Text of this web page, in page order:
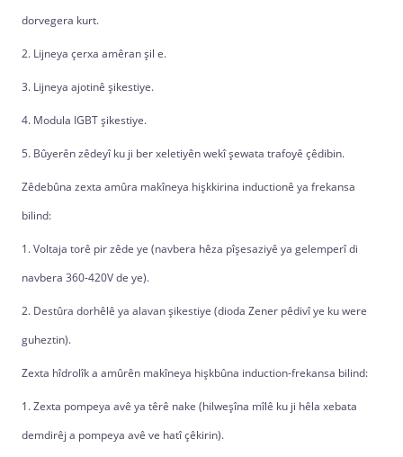
dorvegera kurt.
2. Lijneya çerxa amêran şil e.
3. Lijneya ajotinê şikestiye.
4. Modula IGBT şikestiye.
5. Bûyerên zêdeyî ku ji ber xeletiyên wekî şewata trafoyê çêdibin.
Zêdebûna zexta amûra makîneya hişkkirina inductionê ya frekansa
bilind:
1. Voltaja torê pir zêde ye (navbera hêza pîşesaziyê ya gelemperî di
navbera 360-420V de ye).
2. Destûra dorhêlê ya alavan şikestiye (dioda Zener pêdivî ye ku were
guheztin).
Zexta hîdrolîk a amûrên makîneya hişkbûna induction-frekansa bilind:
1. Zexta pompeya avê ya têrê nake (hilweşîna mîlê ku ji hêla xebata
demdirêj a pompeya avê ve hatî çêkirin).